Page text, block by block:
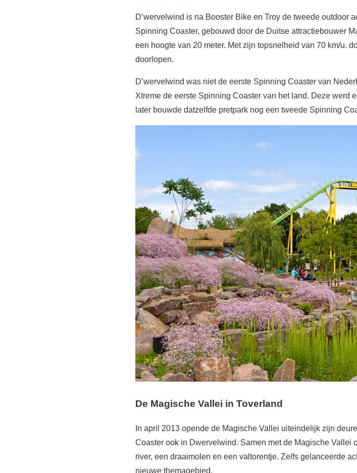
D’wervelwind is na Booster Bike en Troy de tweede outdoor
Spinning Coaster, gebouwd door de Duitse attractiebouwer
een hoogte van 20 meter. Met zijn topsnelheid van 70 km/u.
doorlopen.
D’wervelwind was niet de eerste Spinning Coaster van
Xtreme de eerste Spinning Coaster van het land. Deze werd
later bouwde datzelfde pretpark nog een tweede Spinning
De Magische Vallei in Toverland
In april 2013 opende de Magische Vallei uiteindelijk zijn
Coaster ook in Dwervelwind. Samen met de Magische Vallei
river, een draaimolen en een valtorentje. Zelfs gelanceerde
nieuwe themagebied.